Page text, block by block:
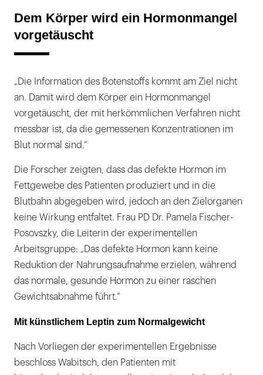
Dem Körper wird ein Hormonmangel
vorgetäuscht
„Die Information des Botenstoffs kommt am Ziel nicht
an. Damit wird dem Körper ein Hormonmangel
vorgetäuscht, der mit herkömmlichen Verfahren nicht
messbar ist, da die gemessenen Konzentrationen im
Blut normal sind.“
Die Forscher zeigten, dass das defekte Hormon im
Fettgewebe des Patienten produziert und in die
Blutbahn abgegeben wird, jedoch an den Zielorganen
keine Wirkung entfaltet. Frau PD Dr. Pamela Fischer-
Posovszky, die Leiterin der experimentellen
Arbeitsgruppe: „Das defekte Hormon kann keine
Reduktion der Nahrungsaufnahme erzielen, während
das normale, gesunde Hormon zu einer raschen
Gewichtsabnahme führt.“
Mit künstlichem Leptin zum Normalgewicht
Nach Vorliegen der experimentellen Ergebnisse
beschloss Wabitsch, den Patienten mit